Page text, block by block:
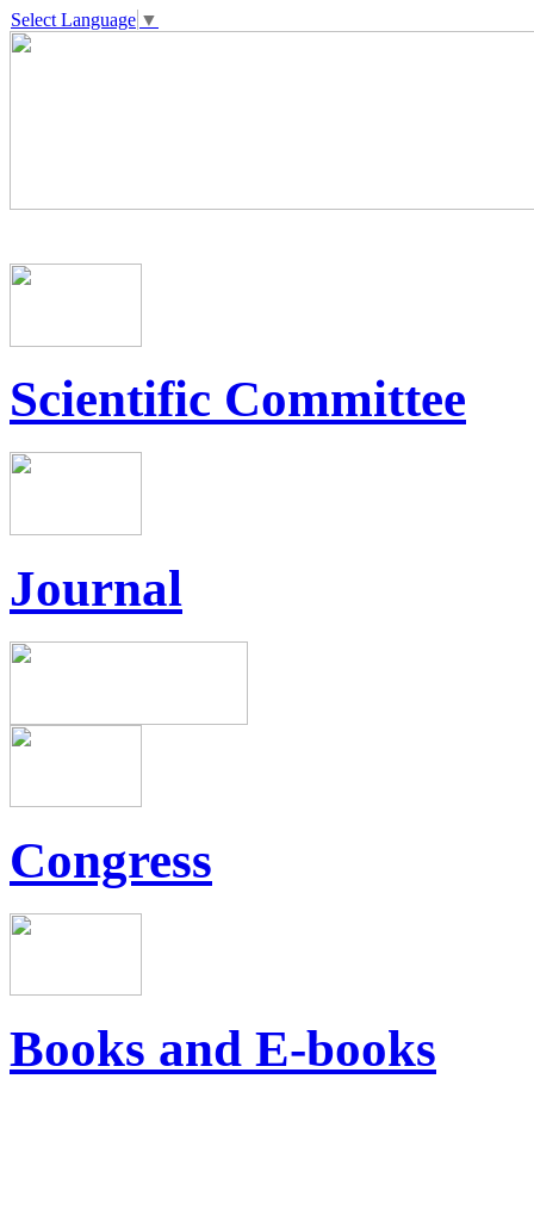
Select Language ▼
Scientific Committee
Journal
Congress
Books and E-books